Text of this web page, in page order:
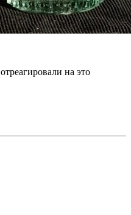
отреагировали на это